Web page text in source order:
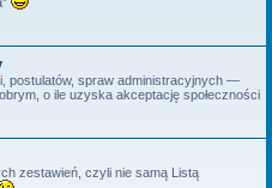
postulatów, spraw administracyjnych —
o ile uzyska akceptację społeczności
zestawień, czyli nie samą Listą